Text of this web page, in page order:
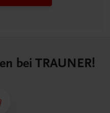
bei TRAUNER!